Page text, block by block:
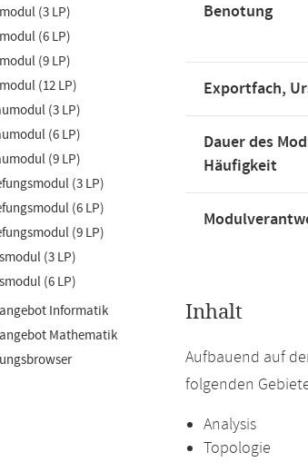
(3 LP)
(6 LP)
(9 LP)
(12 LP)
(3 LP)
(6 LP)
(9 LP)
(3 LP)
(6 LP)
(9 LP)
(3 LP)
(6 LP)
Informatik
Mathematik
Benotung
Exportfach,
Dauer des
Häufigkeit
Inhalt
Aufbauend auf
folgenden
Analysis
Topologie